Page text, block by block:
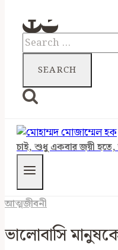
Search
for:
চাই, শুধু একবার জয়ী
আত্মজীবনী
ভালোবাসি